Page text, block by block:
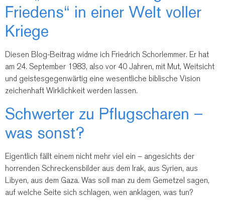
Friedens“ in einer Welt voller
Kriege
Diesen Blog-Beitrag widme ich Friedrich Schorlemmer. Er hat
am 24. September 1983, also vor 40 Jahren, mit Mut, Weitsicht
und geistesgegenwärtig eine wesentliche biblische Vision
zeichenhaft Wirklichkeit werden lassen.
Schwerter zu Pflugscharen –
was sonst?
Eigentlich fällt einem nicht mehr viel ein – angesichts der
horrenden Schreckensbilder aus dem Irak, aus Syrien, aus
Libyen, aus dem Gaza. Was soll man zu dem Gemetzel sagen,
auf welche Seite sich schlagen, wen anklagen, was tun?